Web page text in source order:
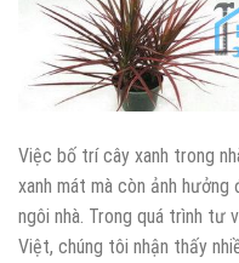
Việc bố trí cây xanh trong
xanh mát mà còn ảnh
ngôi nhà. Trong quá trình tư
Việt, chúng tôi nhận thấy